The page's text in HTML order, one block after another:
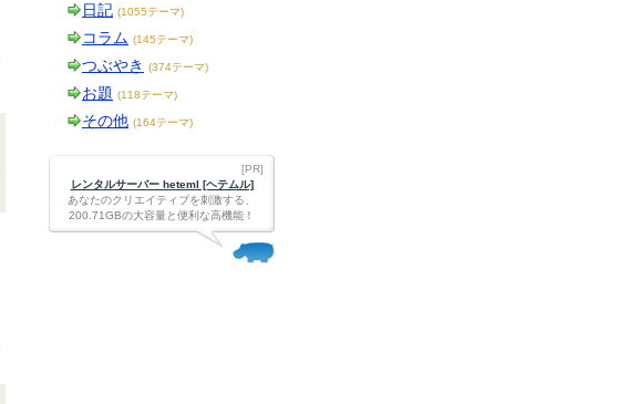
日記 (1055テーマ)
コラム (145テーマ)
つぶやき (374テーマ)
お題 (118テーマ)
その他 (164テーマ)
[PR]
レンタルサーバー heteml [ヘテムル]
あなたのクリエイティブを刺激する、
200.71GBの大容量と便利な高機能！